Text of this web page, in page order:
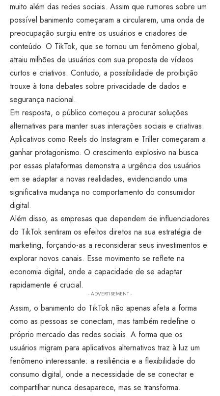
muito além das redes sociais. Assim que rumores sobre um
possível banimento começaram a circularem, uma onda de
preocupação surgiu entre os usuários e criadores de
conteúdo. O TikTok, que se tornou um fenômeno global,
atraiu milhões de usuários com sua proposta de vídeos
curtos e criativos. Contudo, a possibilidade de proibição
trouxe à tona debates sobre privacidade de dados e
segurança nacional.
Em resposta, o público começou a procurar soluções
alternativas para manter suas interações sociais e criativas.
Aplicativos como Reels do Instagram e Triller começaram a
ganhar protagonismo. O crescimento explosivo na busca
por essas plataformas demonstra a urgência dos usuários
em se adaptar a novas realidades, evidenciando uma
significativa mudança no comportamento do consumidor
digital.
Além disso, as empresas que dependem de influenciadores
do TikTok sentiram os efeitos diretos na sua estratégia de
marketing, forçando-as a reconsiderar seus investimentos e
explorar novos canais. Esse movimento se reflete na
economia digital, onde a capacidade de se adaptar
rapidamente é crucial.
- ADVERTISEMENT -
Assim, o banimento do TikTok não apenas afeta a forma
como as pessoas se conectam, mas também redefine o
próprio mercado das redes sociais. A forma que os
usuários migram para aplicativos alternativos traz à luz um
fenômeno interessante: a resiliência e a flexibilidade do
consumo digital, onde a necessidade de se conectar e
compartilhar nunca desaparece, mas se transforma.